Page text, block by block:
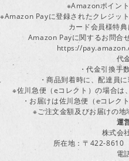
※Amazonポイン
※Amazon Payに登録されたクレジッ
カード会員様特典
Amazon Payに関するお問合
https://
代
・代金引換手
・商品到着時に、配達員
※佐川急便（eコレクト）の場合は
・お届けは佐川急便（eコレク
※ご注文金額及びお届けの地
運
株式会
所在地：〒422-
電